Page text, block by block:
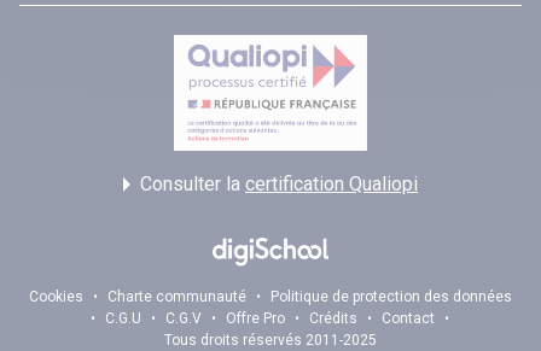
Consulter la certification Qualiopi
Cookies • Charte communauté •
Politique de protection des données
•
C.G.U • C.G.V • Offre Pro • Crédits • Contact
•
Tous droits réservés 2011-2025